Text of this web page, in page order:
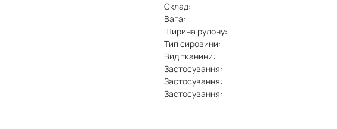
Склад:
Вага:
Ширина рулону:
Тип сировини:
Вид тканини:
Застосування:
Застосування:
Застосування: